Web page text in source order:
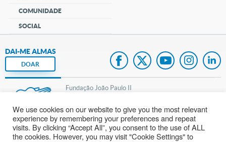
COMUNIDADE
SOCIAL
DAI-ME ALMAS
DOAR
Fundação João Paulo II
Pedido de Oração
Mapa do site
We use cookies on our website to give you the most relevant
experience by remembering your preferences and repeat
visits. By clicking “Accept All”, you consent to the use of ALL
the cookies. However, you may visit "Cookie Settings" to